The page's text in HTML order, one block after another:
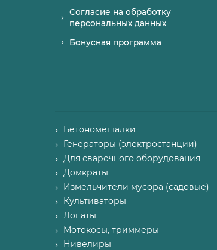
Согласие на обработку
персональных данных
Бонусная программа
Бетономешалки
Генераторы (электростанции)
Для сварочного оборудования
Домкраты
Измельчители мусора (садовые)
Культиваторы
Лопаты
Мотокосы, триммеры
Нивелиры